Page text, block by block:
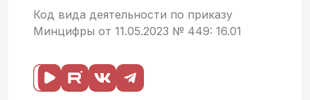
Код вида деятельности по приказу
Минцифры от 11.05.2023 № 449: 16.01